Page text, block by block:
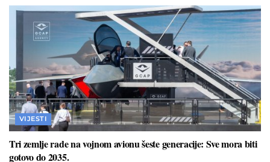
VIJESTI
Tri zemlje rade na vojnom avionu šeste generacije: Sve mora biti
gotovo do 2035.